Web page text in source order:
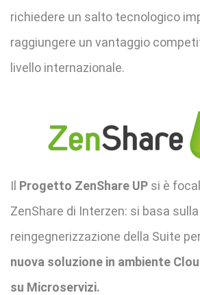
richiedere un salto tecnologico
raggiungere un vantaggio
livello internazionale.
Il Progetto ZenShare UP si è
ZenShare di Interzen: si basa sulla
reingegnerizzazione della Suite
nuova soluzione in ambiente
su Microservizi.